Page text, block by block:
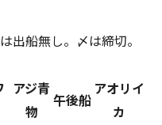
船無し。〆は締切。
アジ青
物
午後船
アオリイ
カ